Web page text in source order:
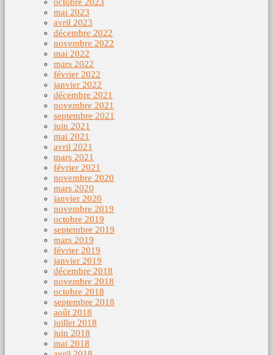
octobre 2023
mai 2023
avril 2023
décembre 2022
novembre 2022
mai 2022
mars 2022
février 2022
janvier 2022
décembre 2021
novembre 2021
septembre 2021
juin 2021
mai 2021
avril 2021
mars 2021
février 2021
novembre 2020
mars 2020
janvier 2020
novembre 2019
octobre 2019
septembre 2019
mars 2019
février 2019
janvier 2019
décembre 2018
novembre 2018
octobre 2018
septembre 2018
août 2018
juillet 2018
juin 2018
mai 2018